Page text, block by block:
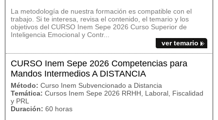
La metodología de nuestra formación es compatible con el
trabajo. Si te interesa, revisa el contenido, el temario y los
objetivos del CURSO Inem Sepe 2026 Curso Superior de
Inteligencia Emocional y Contr...
ver temario
CURSO Inem Sepe 2026 Competencias para
Mandos Intermedios A DISTANCIA
Método: Curso Inem Subvencionado a Distancia
Temática: Cursos Inem Sepe 2026 RRHH, Laboral, Fiscalidad
y PRL
Duración: 60 horas